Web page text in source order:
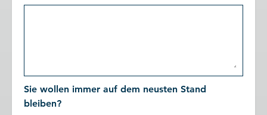
Sie wollen immer auf dem neusten Stand
bleiben?